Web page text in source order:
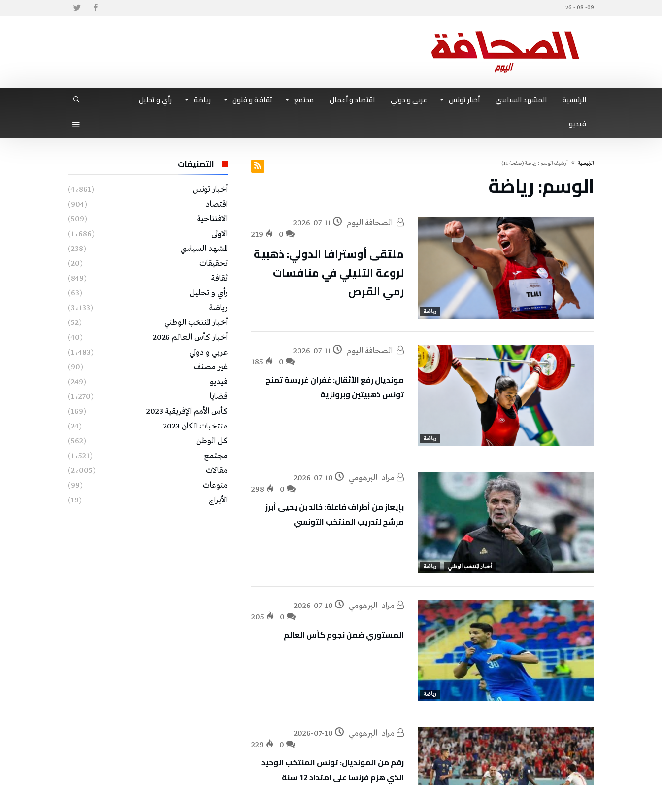
09- 08 - 26
الرئيسية المشهد السياسي أخبار تونس عربي و دولي اقتصاد و أعمال مجتمع ثقافة و فنون رياضة
رأي و تحليل
فيديو
‫الرئيسية‬ ‫أرشيف الوسم :‬ رياضة (‫صفحة‬ 11)
الوسم:رياضة
رياضة
2026-07-11
219
ملتقى أوسترافا الدولي: ذهبية
لروعة التليلي في منافسات
رمي القرص
رياضة
2026-07-11
185
مونديال رفع الأثقال: غفران غريسة تمنح
تونس ذهبيتين وبرونزية
أخبار المنتخب الوطني رياضة
مراد‭ ‬ البرهومي
2026-07-10
298
بإيعاز من أطراف فاعلة: خالد بن يحيى أبرز
مرشح لتدريب المنتخب التونسي
رياضة
مراد‭ ‬ البرهومي
2026-07-10
205
المستوري ضمن نجوم كأس العالم
مراد‭ ‬ البرهومي
2026-07-10
229
رقم من المونديال: تونس المنتخب الوحيد
الذي هزم فرنسا على امتداد 12 سنة
التصنيفات
أخبار تونس
(4٬861)
اقتصاد
(904)
الافتتاحية
(509)
الاولى
(1٬686)
المشهد السياسي
(238)
تحقيقات
(20)
ثقافة
(849)
رأي و تحليل
(63)
رياضة
(3٬133)
أخبار المنتخب الوطني
(52)
أخبار كأس العالم 2026
(40)
عربي و دولي
(1٬483)
غير مصنف
(90)
فيديو
(249)
قضايا
(1٬270)
كأس الأمم الإفريقية 2023
(169)
منتخبات الكان 2023
(24)
كل الوطن
(562)
مجتمع
(1٬521)
مقالات
(2٬005)
منوعات
(99)
الأبراج
(19)